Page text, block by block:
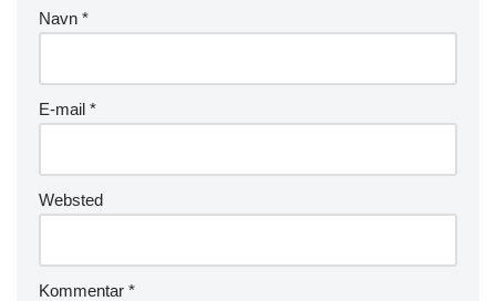
Navn *
E-mail *
Websted
Kommentar *